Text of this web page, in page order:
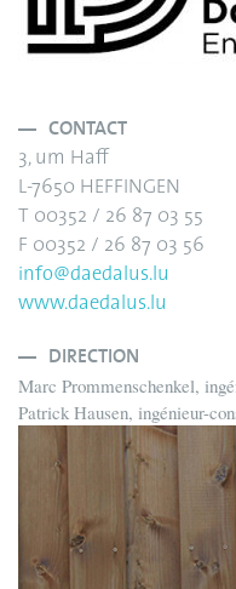
CONTACT
3, um Haff
L-7650 HEFFINGEN
T 00352 / 26 87 03 55
F 00352 / 26 87 03 56
info@daedalus.lu
www.daedalus.lu
DIRECTION
Marc Prommenschenkel,
Patrick Hausen, ingénieur-